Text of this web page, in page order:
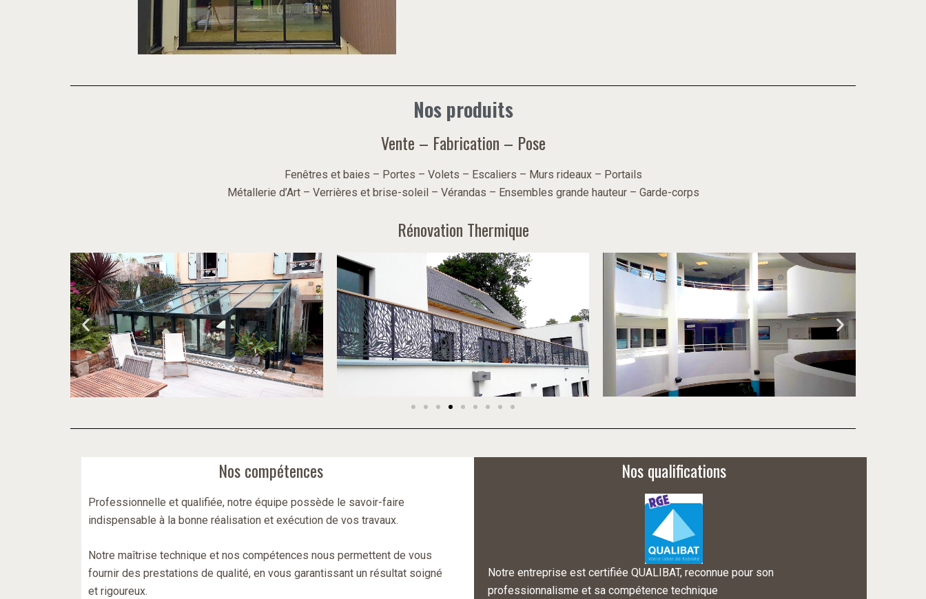
Nos produits
Vente – Fabrication – Pose
Fenêtres et baies – Portes – Volets – Escaliers – Murs rideaux – Portails
Métallerie d’Art – Verrières et brise-soleil – Vérandas – Ensembles grande hauteur – Garde-corps
Rénovation Thermique
Nos compétences
Professionnelle et qualifiée, notre équipe possède le savoir-faire
indispensable à la bonne réalisation et exécution de vos travaux.
Notre maîtrise technique et nos compétences nous permettent de vous
fournir des prestations de qualité, en vous garantissant un résultat soigné
et rigoureux.
Nos qualifications
Notre entreprise est certifiée QUALIBAT, reconnue pour son
professionnalisme et sa compétence technique